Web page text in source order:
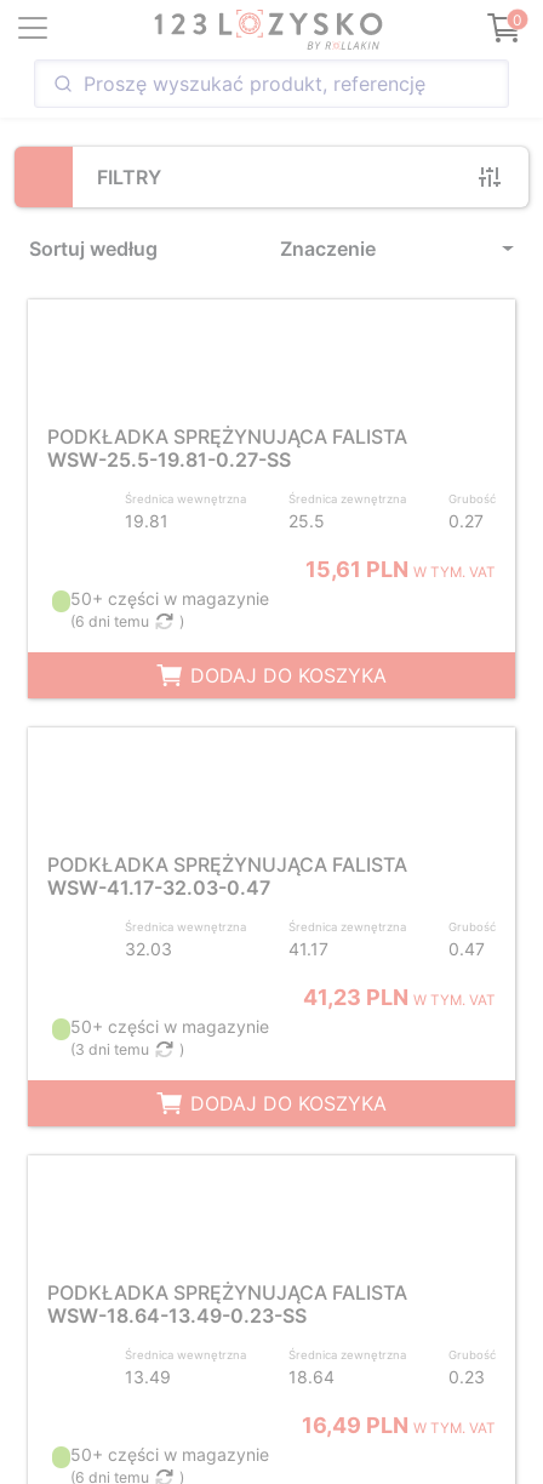
0
FILTRY
Sortuj według Znaczenie
Loading...
PODKŁADKA SPRĘŻYNUJĄCA FALISTA
WSW-25.5-19.81-0.27-SS
Średnica wewnętrzna
19.81
Średnica zewnętrzna
25.5
Grubość
0.27
15,61 PLNW TYM. VAT
50+ części w magazynie
(6 dni temu )
DODAJ DO KOSZYKA
PODKŁADKA SPRĘŻYNUJĄCA FALISTA
WSW-41.17-32.03-0.47
Średnica wewnętrzna
32.03
Średnica zewnętrzna
41.17
Grubość
0.47
41,23 PLNW TYM. VAT
50+ części w magazynie
(3 dni temu )
DODAJ DO KOSZYKA
PODKŁADKA SPRĘŻYNUJĄCA FALISTA
WSW-18.64-13.49-0.23-SS
Średnica wewnętrzna
13.49
Średnica zewnętrzna
18.64
Grubość
0.23
16,49 PLNW TYM. VAT
50+ części w magazynie
(6 dni temu )